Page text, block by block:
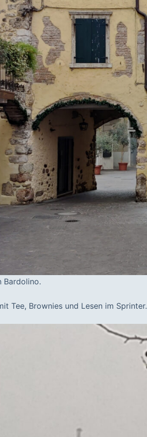
Bardolino.
Tee, Brownies und Lesen im Sprinter.